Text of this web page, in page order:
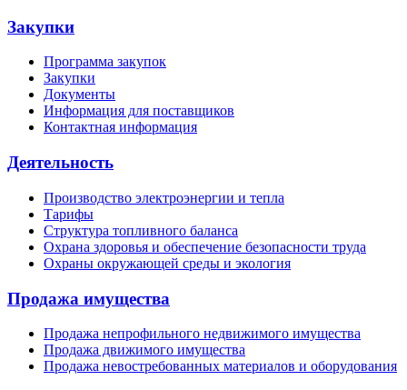
Закупки
Программа закупок
Закупки
Документы
Информация для поставщиков
Контактная информация
Деятельность
Производство электроэнергии и тепла
Тарифы
Структура топливного баланса
Охрана здоровья и обеспечение безопасности труда
Охраны окружающей среды и экология
Продажа имущества
Продажа непрофильного недвижимого имущества
Продажа движимого имущества
Продажа невостребованных материалов и оборудования